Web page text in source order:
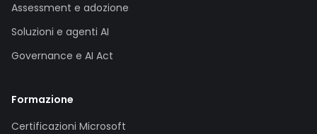
Assessment e adozione
Soluzioni e agenti AI
Governance e AI Act
Formazione
Certificazioni Microsoft